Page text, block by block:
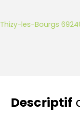
Thizy-les-Bourgs
Descriptif